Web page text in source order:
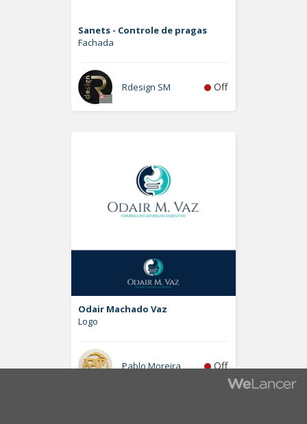
Sanets - Controle de pragas
Fachada
Rdesign SM Off
Odair Machado Vaz
Logo
Pablo Moreira Off